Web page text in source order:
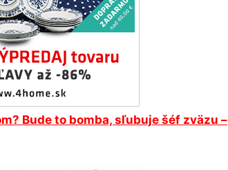
Bude to bomba, sľubuje šéf zväzu –